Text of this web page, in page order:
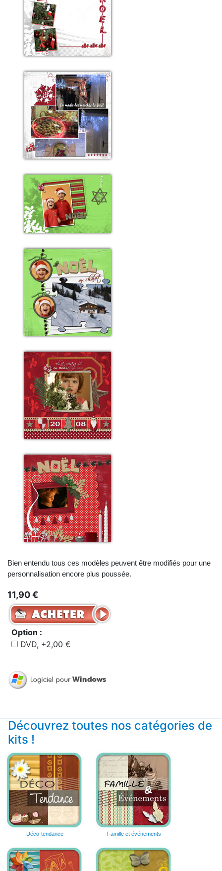
Bien entendu tous ces modèles peuvent être modifiés pour une
personnalisation encore plus poussée.
11,90 €
Option :
DVD, +2,00 €
Découvrez toutes nos catégories de
kits !
Déco-tendance Famille et événements